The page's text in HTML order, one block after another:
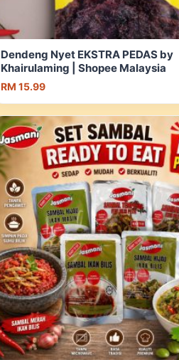
Dendeng Nyet EKSTRA PEDAS by
Khairulaming | Shopee Malaysia
RM 15.99